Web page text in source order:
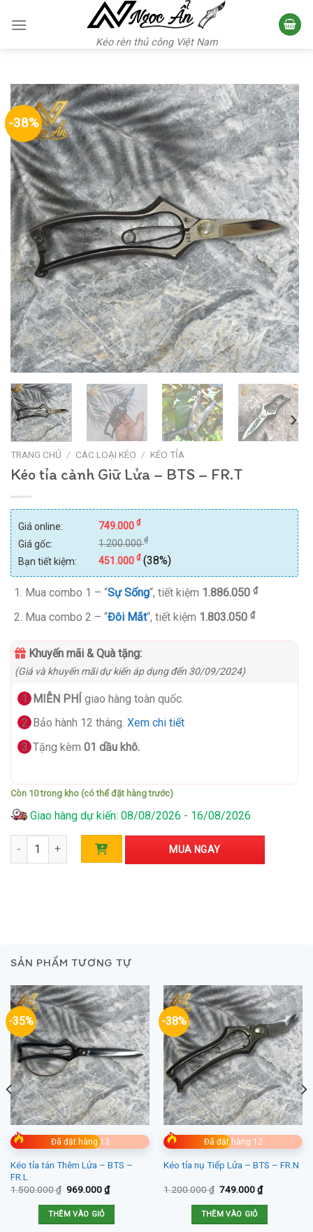
Kéo rèn thủ công Việt Nam
-38%
TRANG CHỦ / CÁC LOẠI KÉO / KÉO TỈA
Kéo tỉa cành Giữ Lửa – BTS – FR.T
Giá online: 749.000 ₫
Giá gốc: 1.200.000₫
Bạn tiết kiệm: 451.000 ₫ (38%)
Mua combo 1 – “Sự Sống“, tiết kiệm 1.886.050 ₫
Mua combo 2 – “Đôi Mắt“, tiết kiệm 1.803.050 ₫
Khuyến mãi & Quà tặng:
(Giá và khuyến mãi dự kiến áp dụng đến 30/09/2024)
MIỄN PHÍ giao hàng toàn quốc.
Bảo hành 12 tháng. Xem chi tiết
Tặng kèm 01 dầu khô.
Còn 10 trong kho (có thể đặt hàng trước)
Giao hàng dự kiến: 08/08/2026 - 16/08/2026
Kéo tỉa cành Giữ Lửa - BTS - FR.T số lượng
MUA NGAY
SẢN PHẨM TƯƠNG TỰ
-35%
Đã đặt hàng 13
Kéo tỉa tán Thêm Lửa – BTS –
FR.L
1.500.000₫ Giá
là:
1.500.000 ₫.
969.000₫Giá
hiện
tại
969.000 ₫.
THÊM VÀO GIỎ
-38%
Đã đặt hàng 12
Kéo tỉa nụ Tiếp Lửa – BTS – FR.N
1.200.000₫ Giá
là:
1.200.000 ₫.
749.000₫Giá
hiện
tại
749.000 ₫.
THÊM VÀO GIỎ